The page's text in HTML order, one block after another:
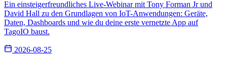
Ein einsteigerfreundliches Live-Webinar mit Tony Forman Jr und
David Hall zu den Grundlagen von IoT-Anwendungen: Geräte,
Daten, Dashboards und wie du deine erste vernetzte App auf
TagoIO baust.
2026-08-25